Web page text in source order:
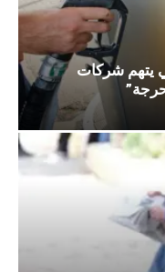
يتهم شركات